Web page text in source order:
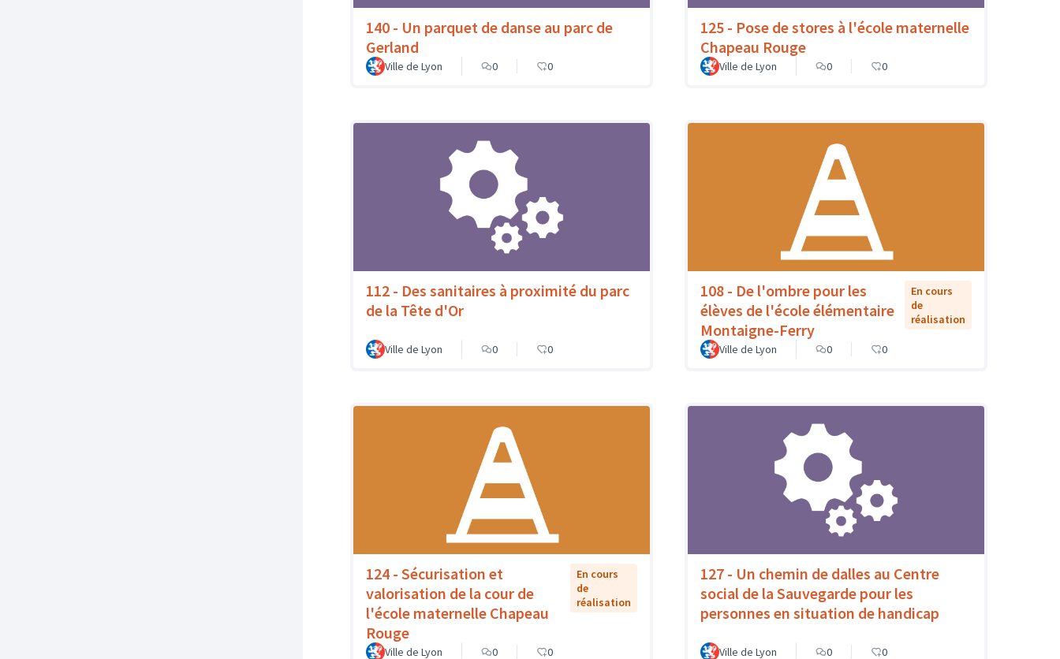
140 - Un parquet de danse au parc de
Gerland
Ville de Lyon 0 0
125 - Pose de stores à l'école maternelle
Chapeau Rouge
Ville de Lyon 0 0
112 - Des sanitaires à proximité du parc
de la Tête d'Or
Ville de Lyon 0 0
108 - De l'ombre pour les
élèves de l'école élémentaire
Montaigne-Ferry
En cours
de
réalisation
Ville de Lyon 0 0
124 - Sécurisation et
valorisation de la cour de
l'école maternelle Chapeau
Rouge
En cours
de
réalisation
Ville de Lyon 0 0
127 - Un chemin de dalles au Centre
social de la Sauvegarde pour les
personnes en situation de handicap
Ville de Lyon 0 0